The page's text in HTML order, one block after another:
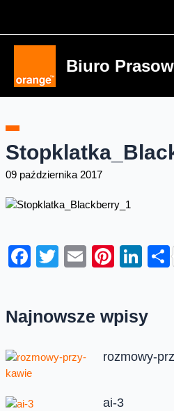
Biuro
09 października 2017
Facebook
Twitter
Email
Najnowsze wpisy
rozmowy-
ai-3